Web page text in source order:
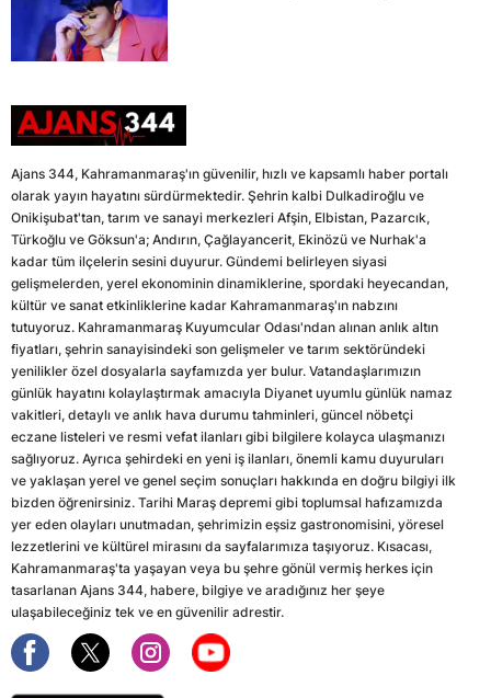
Ajans 344, Kahramanmaraş'ın güvenilir, hızlı ve kapsamlı haber portalı
olarak yayın hayatını sürdürmektedir. Şehrin kalbi Dulkadiroğlu ve
Onikişubat'tan, tarım ve sanayi merkezleri Afşin, Elbistan, Pazarcık,
Türkoğlu ve Göksun'a; Andırın, Çağlayancerit, Ekinözü ve Nurhak'a
kadar tüm ilçelerin sesini duyurur. Gündemi belirleyen siyasi
gelişmelerden, yerel ekonominin dinamiklerine, spordaki heyecandan,
kültür ve sanat etkinliklerine kadar Kahramanmaraş'ın nabzını
tutuyoruz. Kahramanmaraş Kuyumcular Odası'ndan alınan anlık altın
fiyatları, şehrin sanayisindeki son gelişmeler ve tarım sektöründeki
yenilikler özel dosyalarla sayfamızda yer bulur. Vatandaşlarımızın
günlük hayatını kolaylaştırmak amacıyla Diyanet uyumlu günlük namaz
vakitleri, detaylı ve anlık hava durumu tahminleri, güncel nöbetçi
eczane listeleri ve resmi vefat ilanları gibi bilgilere kolayca ulaşmanızı
sağlıyoruz. Ayrıca şehirdeki en yeni iş ilanları, önemli kamu duyuruları
ve yaklaşan yerel ve genel seçim sonuçları hakkında en doğru bilgiyi ilk
bizden öğrenirsiniz. Tarihi Maraş depremi gibi toplumsal hafızamızda
yer eden olayları unutmadan, şehrimizin eşsiz gastronomisini, yöresel
lezzetlerini ve kültürel mirasını da sayfalarımıza taşıyoruz. Kısacası,
Kahramanmaraş'ta yaşayan veya bu şehre gönül vermiş herkes için
tasarlanan Ajans 344, habere, bilgiye ve aradığınız her şeye
ulaşabileceğiniz tek ve en güvenilir adrestir.